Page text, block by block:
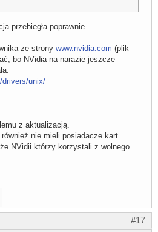
przebiegła poprawnie.
ze strony www.nvidia.com (plik
bo NVidia na narazie jeszcze
drivers/unix/
z aktualizacją.
nie mieli posiadacze kart
NVidii którzy korzystali z wolnego
#17